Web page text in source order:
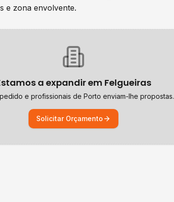
e zona envolvente.
a expandir em Felgueiras
e profissionais de Porto enviam-lhe propostas.
Solicitar Orçamento